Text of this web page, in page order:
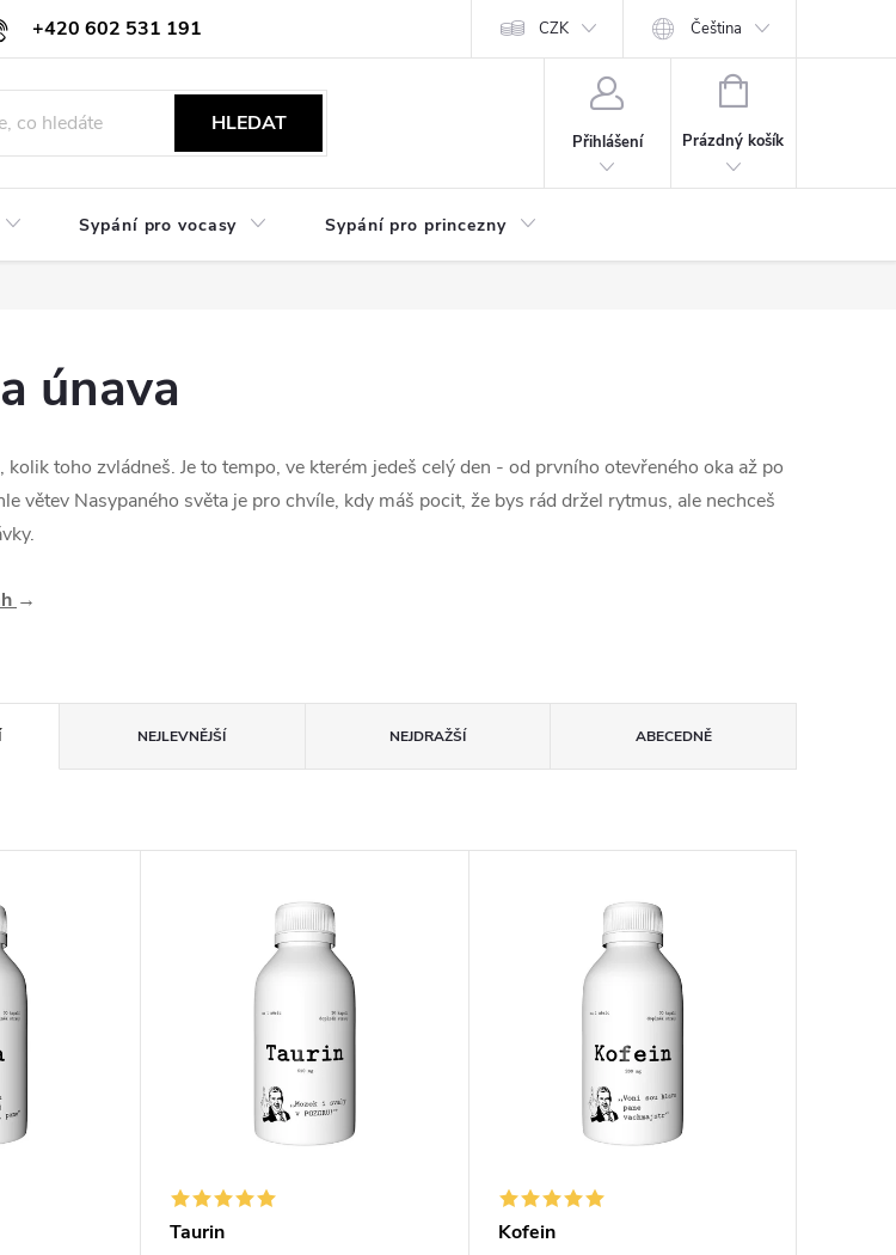
+420 602 531 191
Obchodní sdělení Hodnocení obchodu CZK Čeština
HLEDAT
Přihlášení
NÁKUPNÍ
Prázdný košík
Sypání pro vocasy Sypání pro princezny
únava
kolik toho zvládneš. Je to tempo, ve kterém jedeš celý den - od prvního otevřeného oka až po
větev Nasypaného světa je pro chvíle, kdy máš pocit, že bys rád držel rytmus, ale nechceš
→
NEJLEVNĚJŠÍ NEJDRAŽŠÍ ABECEDNĚ
Taurin Kofein